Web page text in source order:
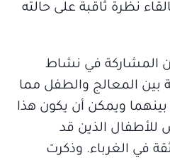
نظرة ثاقبة على حالته
المشاركة في نشاط
بين المعالج والطفل مما
ويمكن أن يكون هذا
الذين قد
في الغرباء. وذكرت